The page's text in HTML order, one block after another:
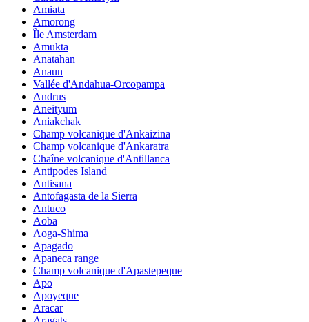
Amiata
Amorong
Île Amsterdam
Amukta
Anatahan
Anaun
Vallée d'Andahua-Orcopampa
Andrus
Aneityum
Aniakchak
Champ volcanique d'Ankaizina
Champ volcanique d'Ankaratra
Chaîne volcanique d'Antillanca
Antipodes Island
Antisana
Antofagasta de la Sierra
Antuco
Aoba
Aoga-Shima
Apagado
Apaneca range
Champ volcanique d'Apastepeque
Apo
Apoyeque
Aracar